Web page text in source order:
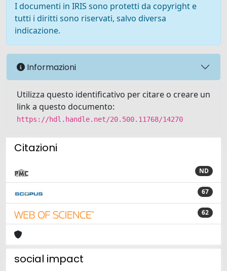
I documenti in IRIS sono protetti da copyright e
tutti i diritti sono riservati, salvo diversa
indicazione.
Informazioni
Utilizza questo identificativo per citare o creare un
link a questo documento:
https://hdl.handle.net/20.500.11768/14270
Citazioni
ND
67
62
social impact